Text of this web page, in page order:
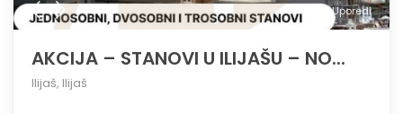
Uporedi
AKCIJA – STANOVI U ILIJAŠU – NO...
Ilijaš, Ilijaš